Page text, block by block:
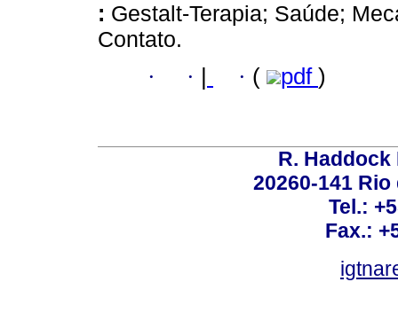
: Gestalt-Terapia; Saúde;
Contato.
· · · ( pdf )
R. Haddock
20260-141
Tel.:
Fax.: